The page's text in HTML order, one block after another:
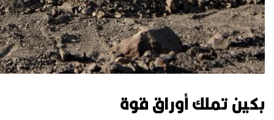
بكين تملك أوراق قوة